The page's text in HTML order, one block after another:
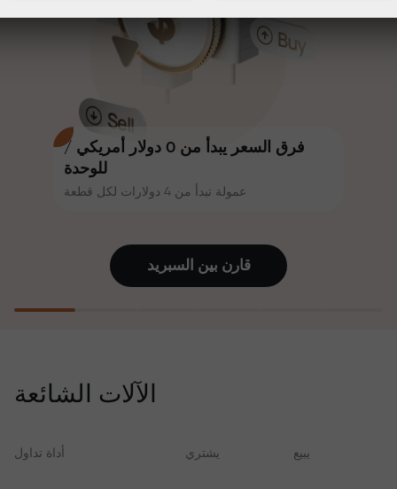
فرق السعر يبدأ من 0 دولار أمريكي /
للوحدة
عمولة تبدأ من 4 دولارات لكل قطعة
تتشارك سرعة المسار وسرعة التداول
نفس القيم. يُضفي أليش لوبرايس
عناصر الحماس والانضباط على عالم
التداول، ويعمل كشريك يُلهم العملاء
لتحقيق أهداف طموحة.
إنستا فوركس على هاتف آيفون أو ماك
بوك أو رحلة أحلامه بمجرد إيداعه مبلغًا
من المال.
خسائرك ويضمن لك مضاعفة أرباحك
ثلاث مرات خلال ستة أشهر. تداول
نحن نضمن أرباحك
مكافأة تصل إلى 1000 ضعف - أكبر
قارن بين السبرید
الآلات الشائعة
أداة تداول يشتري يبيع